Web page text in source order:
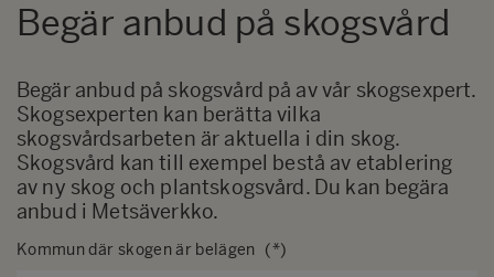
Begär anbud på skogsvård
Begär anbud på skogsvård på av vår skogsexpert.
Skogsexperten kan berätta vilka
skogsvårdsarbeten är aktuella i din skog.
Skogsvård kan till exempel bestå av etablering
av ny skog och plantskogsvård. Du kan begära
anbud i Metsäverkko.
Kommun där skogen är belägen